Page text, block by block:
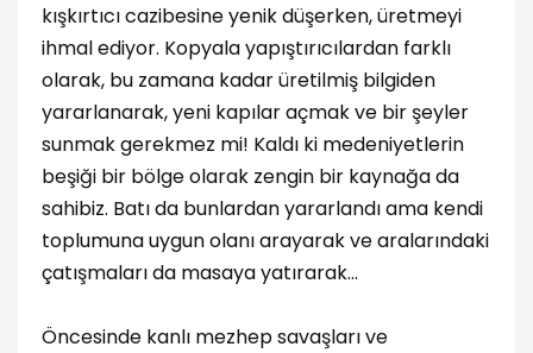
kışkırtıcı cazibesine yenik düşerken, üretmeyi
ihmal ediyor. Kopyala yapıştırıcılardan farklı
olarak, bu zamana kadar üretilmiş bilgiden
yararlanarak, yeni kapılar açmak ve bir şeyler
sunmak gerekmez mi! Kaldı ki medeniyetlerin
beşiği bir bölge olarak zengin bir kaynağa da
sahibiz. Batı da bunlardan yararlandı ama kendi
toplumuna uygun olanı arayarak ve aralarındaki
çatışmaları da masaya yatırarak...
Öncesinde kanlı mezhep savaşları ve